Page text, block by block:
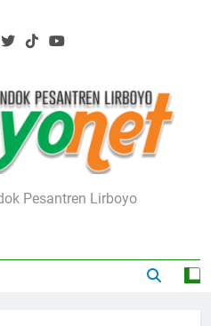
Pesantren Lirboyo